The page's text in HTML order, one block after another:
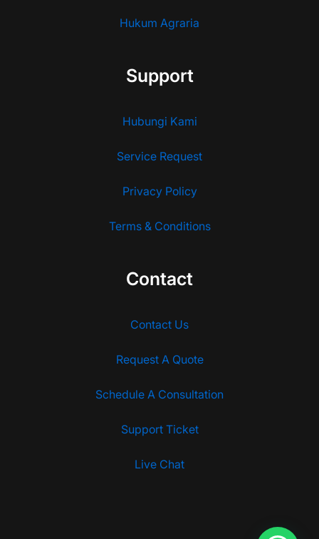
Hukum Agraria
Support
Hubungi Kami
Service Request
Privacy Policy
Terms & Conditions
Contact
Contact Us
Request A Quote
Schedule A Consultation
Support Ticket
Live Chat